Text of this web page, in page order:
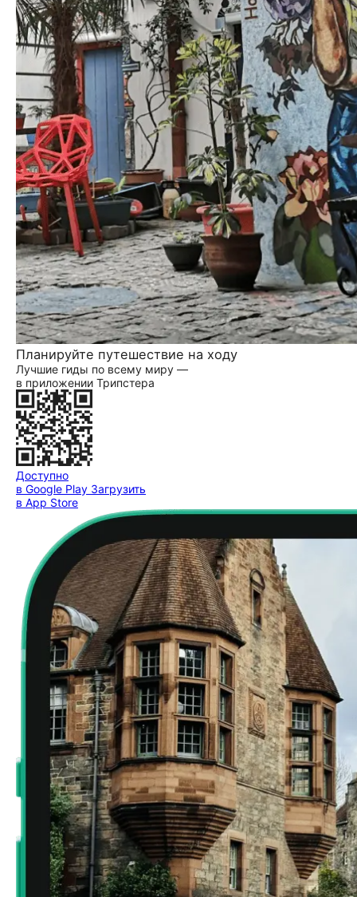
Планируйте путешествие на ходу
Лучшие гиды по всему миру —
в приложении Трипстера
Доступно
в Google Play Загрузить
в App Store